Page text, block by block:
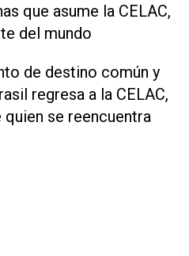
que asume la CELAC,
del mundo
de destino común y
regresa a la CELAC,
se reencuentra